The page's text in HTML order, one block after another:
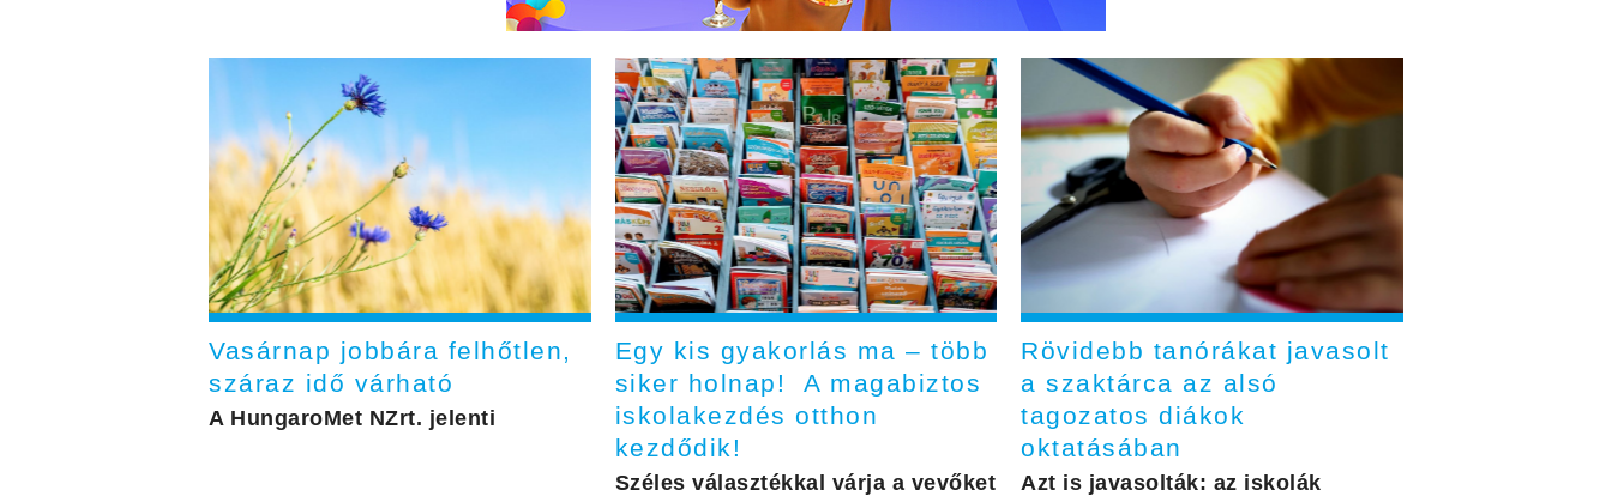
Vasárnap jobbára felhőtlen,
száraz idő várható
A HungaroMet NZrt. jelenti
Egy kis gyakorlás ma – több
siker holnap! A magabiztos
iskolakezdés otthon
kezdődik!
Széles választékkal várja a vevőket
Rövidebb tanórákat javasolt
a szaktárca az alsó
tagozatos diákok
oktatásában
Azt is javasolták: az iskolák